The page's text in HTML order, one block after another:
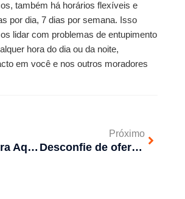
também há horários flexíveis e
por dia, 7 dias por semana. Isso
lidar com problemas de entupimento
hora do dia ou da noite,
em você e nos outros moradores
Desentupidora Aquarella investe em tecnologia e qualificação dos profissionais
Próximo
Desconfie de ofertas baratas para serviços especializados em desentupimento